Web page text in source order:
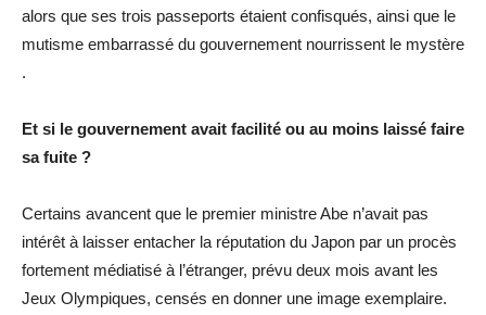
alors que ses trois passeports étaient confisqués, ainsi que le
mutisme embarrassé du gouvernement nourrissent le mystère
.
Et si le gouvernement avait facilité ou au moins laissé faire
sa fuite ?
Certains avancent que le premier ministre Abe n’avait pas
intérêt à laisser entacher la réputation du Japon par un procès
fortement médiatisé à l’étranger, prévu deux mois avant les
Jeux Olympiques, censés en donner une image exemplaire.